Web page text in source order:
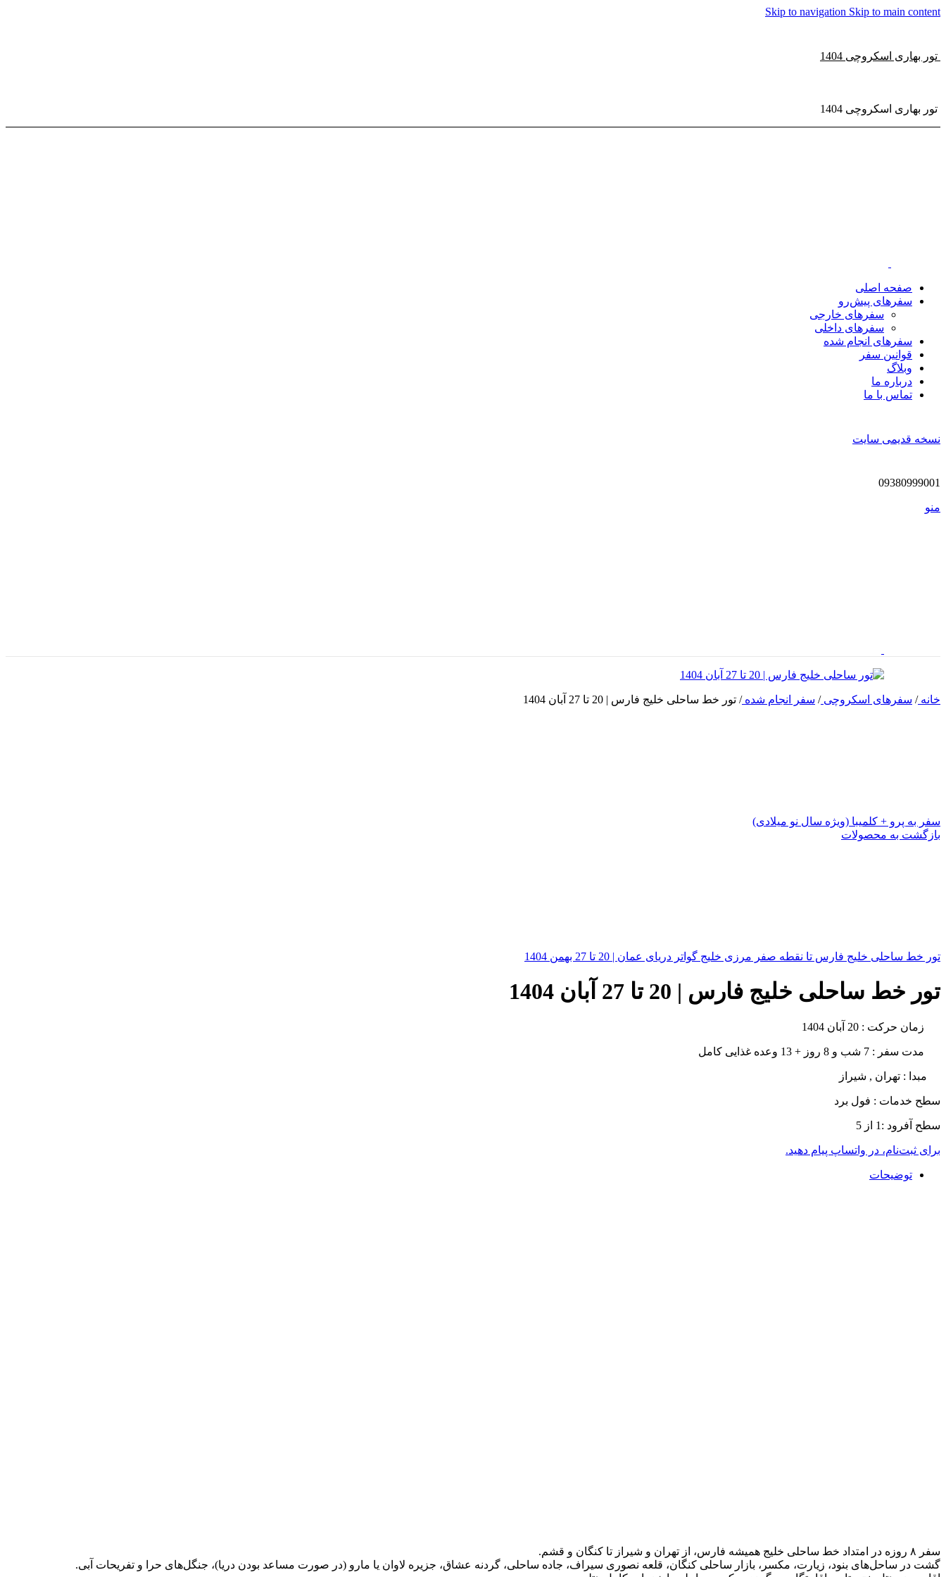
Skip to navigation Skip to main content
تور بهاری اسکروچی 1404
تور بهاری اسکروچی 1404
صفحه اصلی
سفر‌های پیش‌رو
سفرهای خارجی
سفرهای داخلی
سفر‌های انجام شده
قوانین سفر
وبلاگ
درباره ما
تماس با ما
نسخه قدیمی سایت
09380999001
منو
خانه/ سفر‌های اسکروچی/ سفر انجام شده/ تور خط ساحلی خلیج فارس | 20 تا 27 آبان 1404
سفر به پرو + کلمیبا (ویژه سال نو میلادی)
بازگشت به محصولات
تور خط ساحلی خلیج فارس تا نقطه صفر مرزی خلیج گواتر دریای عمان | 20 تا 27 بهمن 1404
تور خط ساحلی خلیج فارس | 20 تا 27 آبان 1404
زمان حرکت : 20 آبان 1404
مدت سفر : 7 شب و 8 روز + 13 وعده غذایی کامل
مبدا : تهران , شیراز
سطح خدمات : فول برد
سطح آفرود :1 از 5
برای ثبت‌نام، در واتساپ پیام دهید.
توضیحات
سفر ۸ روزه در امتداد خط ساحلی خلیج همیشه فارس، از تهران و شیراز تا کنگان و قشم.
گشت در ساحل‌های بنود، زیارت، مکسر، بازار ساحلی کنگان، قلعه نصوری سیراف، جاده ساحلی، گردنه عشاق، جزیره لاوان یا مارو (در صورت مساعد بودن دریا)، جنگل‌های حرا و تفریحات آبی.